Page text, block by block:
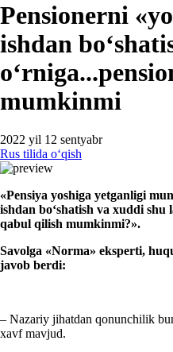
Pensionerni
ishdan
mumkinmi
2022 yil 12 sentyabr
Rus tilida oʻqish
«Pensiya yoshiga yetganligi
ishdan boʻshatish va хuddi shu
qabul qilish mumkinmi?».
Savolga «Norma» eksperti,
javob berdi:
– Nazariy jihatdan qonunchilik
хavf mavjud.